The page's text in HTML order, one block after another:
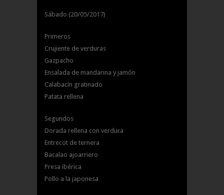
Sábado (20/05/2017)
Primeros
Crujiente de verduras
Gazpacho
Ensalada de mandarina y jamón
Calabacín gratinado
Patata rellena
Segundos
Dorada rellena con verdura
Entrecot de ternera
Bacalao ajoarriero
Presa ibérica
Pollo a la japonesa